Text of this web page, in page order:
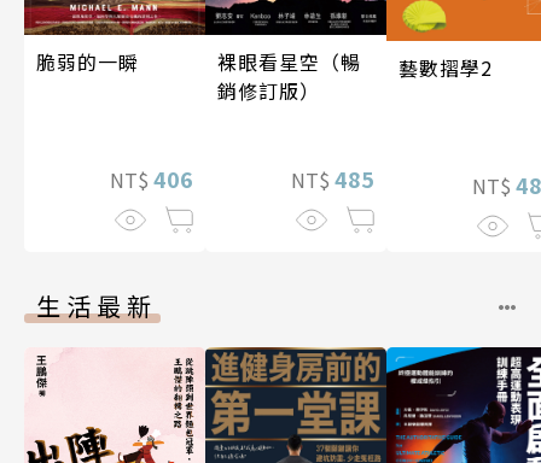
脆弱的一瞬
NT$ 406
裸眼看星空（暢
銷修訂版）
NT$ 485
藝數摺學2
NT$
生活最新